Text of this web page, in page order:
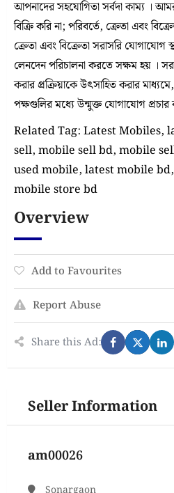
আপনাদের সহযোগিতা সর্বদা কাম্য ।
বিক্রি করি না; পরিবর্তে, ক্রেতা এবং
ক্রেতা এবং বিক্রেতা সরাসরি যোগাযোগ
লেনদেন পরিচালনা করতে সক্ষম হয় ।
করার প্রক্রিয়াকে উৎসাহিত করার
পক্ষগুলির মধ্যে উন্মুক্ত যোগাযোগ প্রচার
Related Tag: Latest Mobiles,
sell, mobile sell bd, mobile
used mobile, latest mobile
mobile store bd
Overview
Add to Favourites
Report Abuse
Share this Ad:
Seller Information
am00026